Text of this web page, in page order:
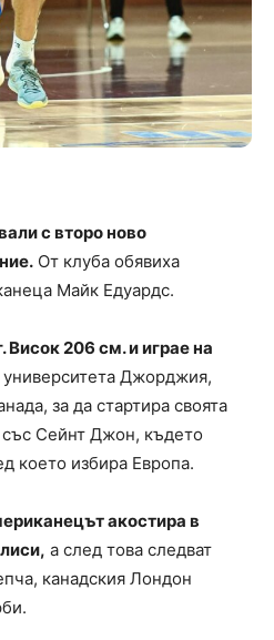
с второ ново
От клуба обявиха
Майк Едуардс.
Висок 206 см. и играе на
Джорджия,
за да стартира своята
Сейнт Джон, където
което избира Европа.
акостира в
а след това следват
канадския Лондон